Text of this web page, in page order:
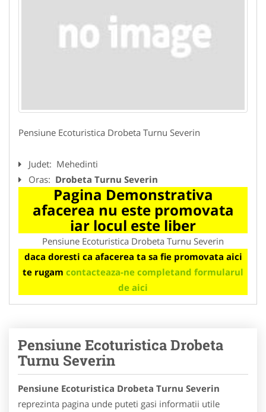
Pensiune Ecoturistica Drobeta Turnu Severin
Judet: Mehedinti
Oras: Drobeta Turnu Severin
Pagina Demonstrativa
afacerea nu este promovata
iar locul este liber
Pensiune Ecoturistica Drobeta Turnu Severin
daca doresti ca afacerea ta sa fie promovata aici
te rugam contacteaza-ne completand formularul
de aici
Pensiune Ecoturistica Drobeta
Turnu Severin
Pensiune Ecoturistica Drobeta Turnu Severin
reprezinta pagina unde puteti gasi informatii utile